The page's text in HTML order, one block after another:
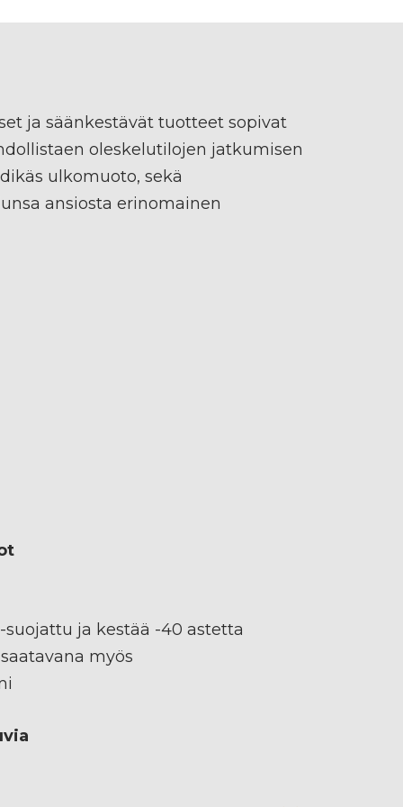
ja säänkestävät tuotteet sopivat
oleskelutilojen jatkumisen
ulkomuoto, sekä
ansiosta erinomainen
suojattu ja kestää -40 astetta
myös